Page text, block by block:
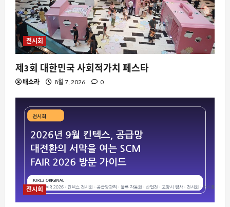
전시회
제3회 대한민국 사회적가치 페스타
배소라 8월 7, 2026 0
전시회
2
8월 9, 2026 0
3
스팀
스팀 입력이 비스팀 게임까지 장악하는
이유와 데스크톱 레이아웃 충돌 문제
8월 9, 2026 0
4
자동차
8월 9, 2026 0
스팀을 뒤덮은 정리 정돈 게임의 홍수, 왜
갑자기 쏟아질까